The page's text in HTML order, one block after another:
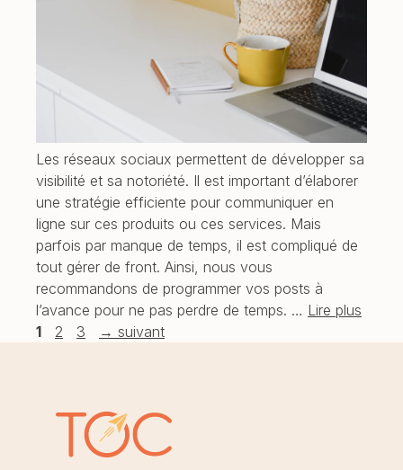
Les réseaux sociaux permettent de développer sa
visibilité et sa notoriété. Il est important d’élaborer
une stratégie efficiente pour communiquer en
ligne sur ces produits ou ces services. Mais
parfois par manque de temps, il est compliqué de
tout gérer de front. Ainsi, nous vous
recommandons de programmer vos posts à
l’avance pour ne pas perdre de temps. … Lire plus
Page
1 Page
2 Page
3 → suivant